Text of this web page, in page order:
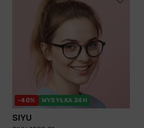
-40% WYSYŁKA 24H
SIYU